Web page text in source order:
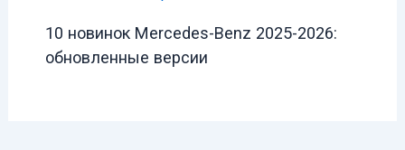
10 новинок Mercedes-Benz 2025-2026:
обновленные версии